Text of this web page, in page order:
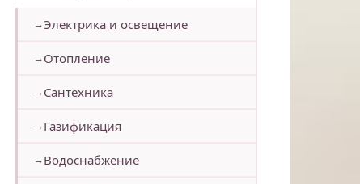
Электрика и освещение
Отопление
Сантехника
Газификация
Водоснабжение